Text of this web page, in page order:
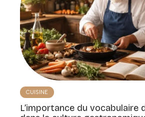
CUISINE
L’importance du vocabulaire